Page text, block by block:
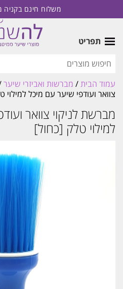
משלוח חינם בקניה מעל
תפריט
עמוד הבית/ מברשות ואביזרי שיער
צוואר ועודפי שיער עם מיכל למילוי
מברשת לניקוי צוואר
למילוי טלק [כחול]